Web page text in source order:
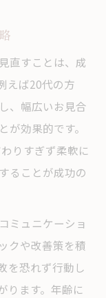
直すことは、成
えば20代の方
、幅広いお見合
効果的です。
りすぎず柔軟に
ることが成功の
ミュニケーショ
クや改善策を積
を恐れず行動し
ります。年齢に